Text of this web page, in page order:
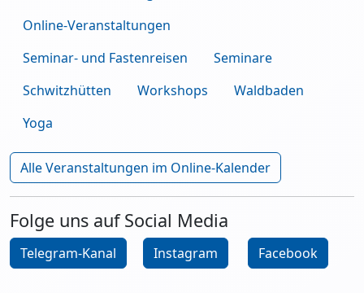
Online-Veranstaltungen
Seminar- und Fastenreisen
Seminare
Schwitzhütten
Workshops
Waldbaden
Yoga
Alle Veranstaltungen im Online-Kalender
Folge uns auf Social Media
Telegram-Kanal Instagram Facebook